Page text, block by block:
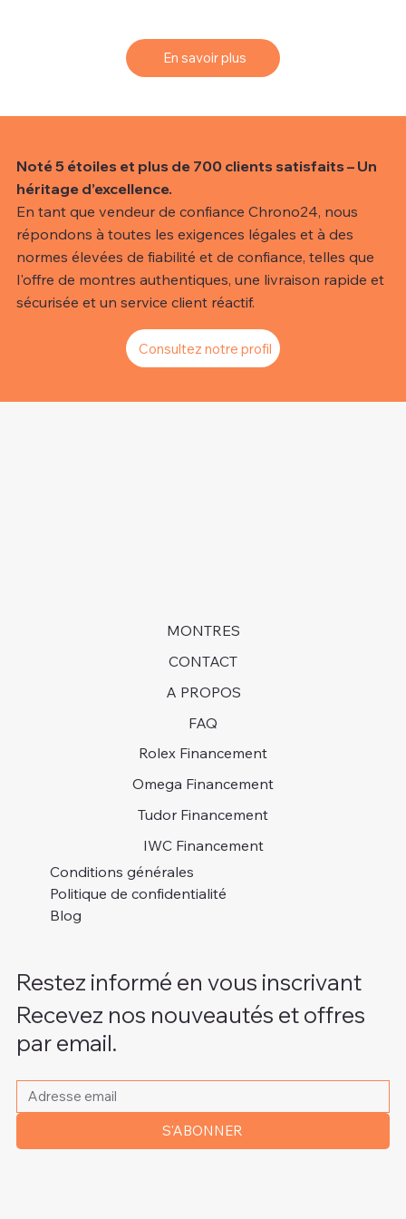
En savoir plus
Noté 5 étoiles et plus de 700 clients satisfaits – Un
héritage d’excellence.
En tant que vendeur de confiance Chrono24, nous
répondons à toutes les exigences légales et à des
normes élevées de fiabilité et de confiance, telles que
l'offre de montres authentiques, une livraison rapide et
sécurisée et un service client réactif.
Consultez notre profil
MONTRES
CONTACT
A PROPOS
FAQ
Rolex Financement
Omega Financement
Tudor Financement
IWC Financement
Conditions générales
Politique de confidentialité
Blog
Restez informé en vous inscrivant
Recevez nos nouveautés et offres
par email.
Veuillez indiquer votre adresse e-mail
S'ABONNER